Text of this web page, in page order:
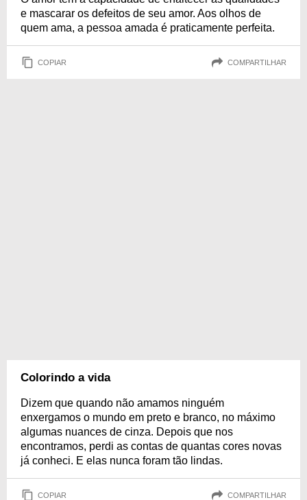
e mascarar os defeitos de seu amor. Aos olhos de
quem ama, a pessoa amada é praticamente perfeita.
COPIAR COMPARTILHAR
Colorindo a vida
Dizem que quando não amamos ninguém
enxergamos o mundo em preto e branco, no máximo
algumas nuances de cinza. Depois que nos
encontramos, perdi as contas de quantas cores novas
já conheci. E elas nunca foram tão lindas.
COPIAR COMPARTILHAR